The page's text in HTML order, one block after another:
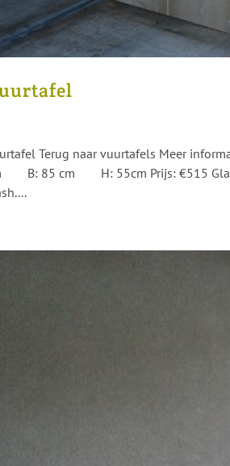
Terug naar vuurtafels Meer
B: 85 cm H: 55cm Prijs: €515